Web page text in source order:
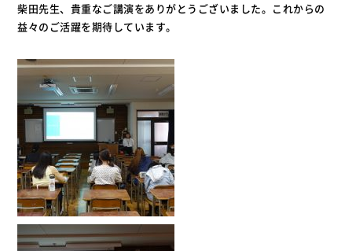
柴田先生、貴重なご講演をありがとうございました。これからの
益々のご活躍を期待しています。